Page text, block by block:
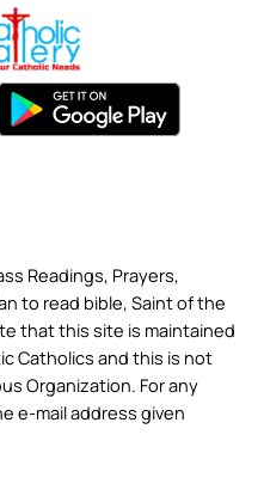
Readings, Prayers,
to read bible, Saint of the
that this site is maintained
Catholics and this is not
Organization. For any
e-mail address given